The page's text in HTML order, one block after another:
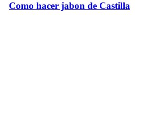
Como hacer jabon de Castilla